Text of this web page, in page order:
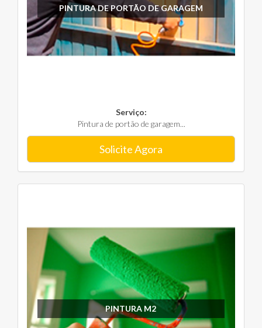
PINTURA DE PORTÃO DE GARAGEM
Serviço:
Pintura de portão de garagem...
Solicite Agora
PINTURA M2